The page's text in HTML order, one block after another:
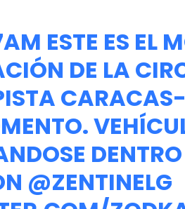
ESTE ES EL
DE LA
DENTRO
@ZENTINELG